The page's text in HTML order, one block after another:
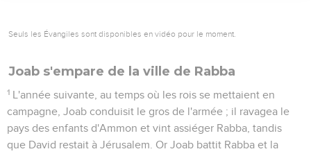
Seuls les Évangiles sont disponibles en vidéo pour le moment.
Joab s'empare de la ville de Rabba
1 L'année suivante, au temps où les rois se mettaient en
campagne, Joab conduisit le gros de l'armée ; il ravagea le
pays des enfants d'Ammon et vint assiéger Rabba, tandis
que David restait à Jérusalem. Or Joab battit Rabba et la